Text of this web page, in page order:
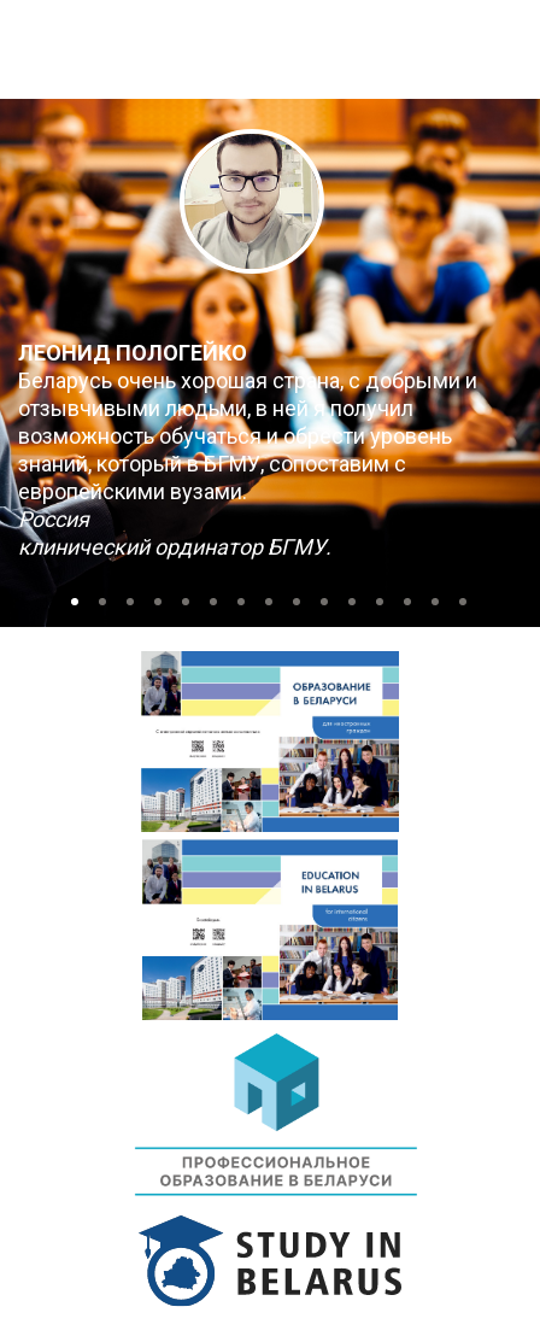
ЛЕОНИД ПОЛОГЕЙКО
Беларусь очень хорошая страна, с добрыми и
отзывчивыми людьми, в ней я получил
возможность обучаться и обрести уровень
знаний, который в БГМУ, сопоставим с
европейскими вузами.
Россия
клинический ординатор БГМУ.